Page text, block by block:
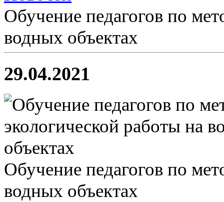
Обучение педагогов по
водных объектах
29.04.2021
Обучение педагогов по
водных объектах